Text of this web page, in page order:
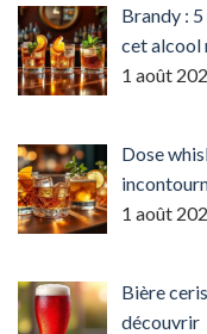
Brandy :
cet alcool
1 août
Dose
1 août
Bière
découvrir